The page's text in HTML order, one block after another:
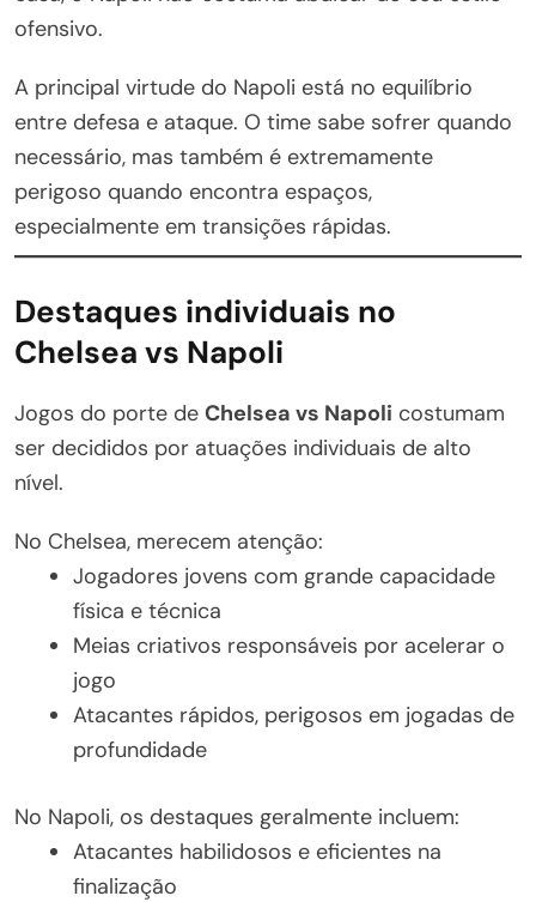
ofensivo.
A principal virtude do Napoli está no equilíbrio
entre defesa e ataque. O time sabe sofrer quando
necessário, mas também é extremamente
perigoso quando encontra espaços,
especialmente em transições rápidas.
Destaques individuais no
Chelsea vs Napoli
Jogos do porte de Chelsea vs Napoli costumam
ser decididos por atuações individuais de alto
nível.
No Chelsea, merecem atenção:
Jogadores jovens com grande capacidade
física e técnica
Meias criativos responsáveis por acelerar o
jogo
Atacantes rápidos, perigosos em jogadas de
profundidade
No Napoli, os destaques geralmente incluem:
Atacantes habilidosos e eficientes na
finalização